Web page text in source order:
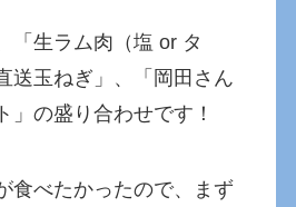
「生ラム肉（塩 or タ
送玉ねぎ」、「岡田さん
」の盛り合わせです！
食べたかったので、まず